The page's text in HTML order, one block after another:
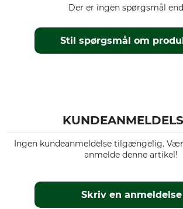
Stil spørgsmål om
Der er ingen spørgsmål
Ingen kundeanmeldelse tilgængelig.
anmelde denne artikel!
Skriv en anmeldelse